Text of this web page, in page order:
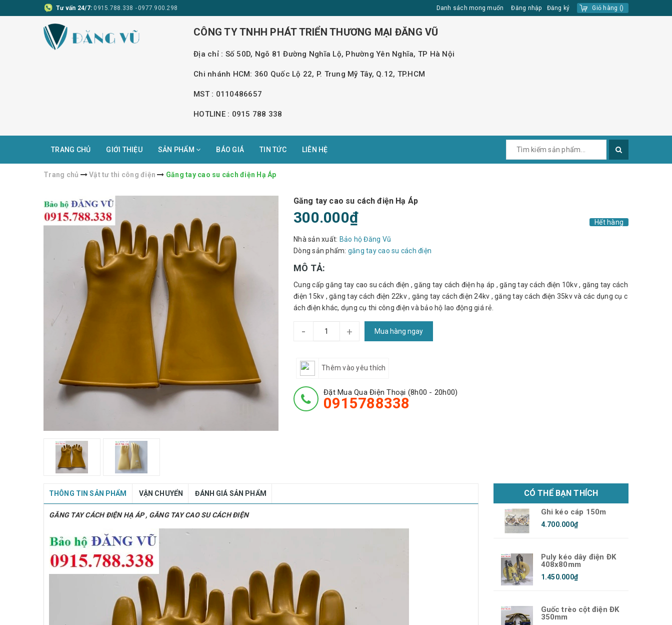
Tư vấn 24/7: 0915.788.338 -0977.900.298 Danh sách mong muốn Đăng nhập Đăng ký Giỏ hàng ()
CÔNG TY TNHH PHÁT TRIỂN THƯƠNG MẠI ĐĂNG VŨ
Địa chỉ : Số 50D, Ngõ 81 Đường Nghĩa Lộ, Phường Yên Nghĩa, TP Hà Nội
Chi nhánh HCM: 360 Quốc Lộ 22, P. Trung Mỹ Tây, Q.12, TP.HCM
MST : 0110486657
HOTLINE : 0915 788 338
TRANG CHỦ GIỚI THIỆU SẢN PHẨM BÁO GIÁ TIN TỨC LIÊN HỆ
Trang chủ Vật tư thi công điện Găng tay cao su cách điện Hạ Áp
Găng tay cao su cách điện Hạ Áp
Hết hàng
300.000₫
Nhà sản xuất: Bảo hộ Đăng Vũ
Dòng sản phẩm: găng tay cao su cách điện
MÔ TẢ:
Cung cấp găng tay cao su cách điện , găng tay cách điện hạ áp , găng tay cách điện 10kv , găng tay cách
điện 15kv , găng tay cách điện 22kv , găng tay cách điện 24kv , găng tay cách điện 35kv và các dụng cụ c
ách điện khác, dụng cụ thi công điện và bảo hộ lao động giá rẻ.
- + Mua hàng ngay
Thêm vào yêu thích
Đặt Mua Qua Điện Thoại (8h00 - 20h00)
0915788338
THÔNG TIN SẢN PHẨM VẬN CHUYỂN ĐÁNH GIÁ SẢN PHẨM
GĂNG TAY CÁCH ĐIỆN HẠ ÁP , GĂNG TAY CAO SU CÁCH ĐIỆN
CÓ THỂ BẠN THÍCH
Ghi kéo cáp 150m
4.700.000₫
Puly kéo dây điện ĐK
408x80mm
1.450.000₫
Guốc trèo cột điện ĐK
350mm